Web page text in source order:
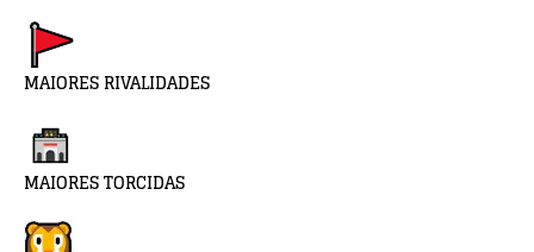
MAIORES RIVALIDADES
MAIORES TORCIDAS